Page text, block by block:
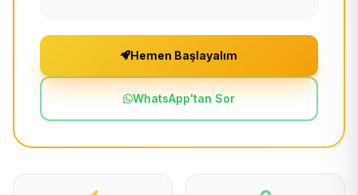
Hemen Başlayalım
WhatsApp'tan Sor